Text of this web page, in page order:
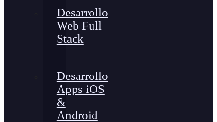
Desarrollo
Web Full
Stack
Desarrollo
Apps iOS
&
Android